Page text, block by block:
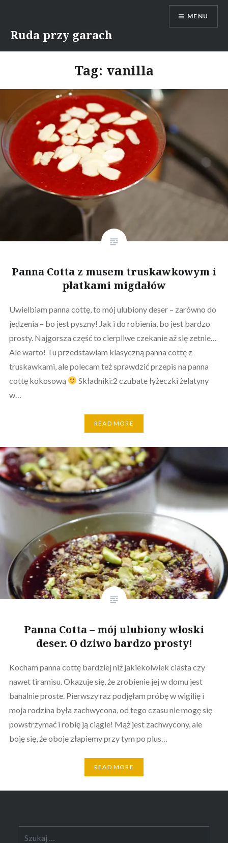
content
Ruda przy garach
MENU
Tag: vanilla
Panna Cotta z musem truskawkowym i
płatkami migdałów
Uwielbiam panna cottę, to mój ulubiony deser – zarówno do
jedzenia – bo jest pyszny! Jak i do robienia, bo jest bardzo
prosty. Najgorsza część to cierpliwe czekanie aż się zetnie…
Ale warto! Tu przedstawiam klasyczną panna cottę z
truskawkami, ale polecam też sprawdzić przepis na panna
cottę kokosową
Składniki:2 czubate łyżeczki żelatyny
w…
READ MORE
Panna Cotta – mój ulubiony włoski
deser. O dziwo bardzo prosty!
Kocham panna cottę bardziej niż jakiekolwiek ciasta czy
nawet tiramisu. Okazuje się, że zrobienie jej w domu jest
banalnie proste. Pierwszy raz podjęłam próbę w wigilię i
moja rodzina była zachwycona, od tego czasu nie mogę się
powstrzymać i robię ją ciągle! Mąż jest zachwycony, ale
boję się, że oboje złapiemy przy tym po plus…
READ MORE